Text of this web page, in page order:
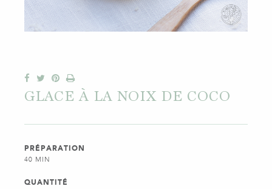
GLACE À LA NOIX DE COCO
PRÉPARATION
40 MIN
QUANTITÉ